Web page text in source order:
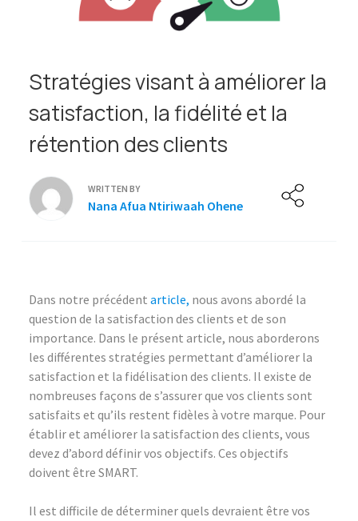
Stratégies visant à améliorer la
satisfaction, la fidélité et la
rétention des clients
WRITTEN BY
Nana Afua Ntiriwaah Ohene
Dans notre précédent article, nous avons abordé la
question de la satisfaction des clients et de son
importance. Dans le présent article, nous aborderons
les différentes stratégies permettant d’améliorer la
satisfaction et la fidélisation des clients. Il existe de
nombreuses façons de s’assurer que vos clients sont
satisfaits et qu’ils restent fidèles à votre marque. Pour
établir et améliorer la satisfaction des clients, vous
devez d’abord définir vos objectifs. Ces objectifs
doivent être SMART.
Il est difficile de déterminer quels devraient être vos